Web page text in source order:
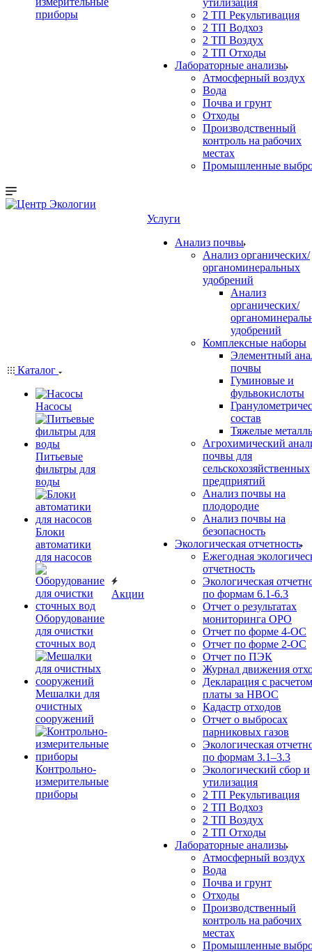
приборы
2 ТП Рекультивация
2 ТП Водхоз
2 ТП Воздух
2 ТП Отходы
Лабораторные анализы
Атмосферный воздух
Вода
Почва и грунт
Отходы
Производственный
контроль на рабочих
местах
Промышленные
Каталог
Насосы
Питьевые
фильтры для
воды
Блоки
автоматики
для насосов
Оборудование
для очистки
сточных вод
Мешалки для
очистных
сооружений
Контрольно-
измерительные
приборы
Акции
Услуги
Анализ почвы
Анализ органических/
органоминеральных
удобрений
Анализ
органических/
удобрений
Комплексные наборы
Элементный
почвы
Гуминовые и
фульвокислоты
состав
Тяжелые
Агрохимический
почвы для
сельскохозяйственных
предприятий
Анализ почвы на
плодородие
Анализ почвы на
безопасность
Экологическая отчетность
Ежегодная
отчетность
Экологическая
по формам 6.1-6.3
Отчет о результатах
мониторинга ОРО
Отчет по форме 4-ОС
Отчет по форме 2-ОС
Отчет по ПЭК
Журнал движения
Декларация с расчетом
платы за НВОС
Кадастр отходов
Отчет о выбросах
парниковых газов
Экологическая
по формам 3.1–3.3
Экологический сбор и
утилизация
2 ТП Рекультивация
2 ТП Водхоз
2 ТП Воздух
2 ТП Отходы
Лабораторные анализы
Атмосферный воздух
Вода
Почва и грунт
Отходы
Производственный
контроль на рабочих
местах
Промышленные